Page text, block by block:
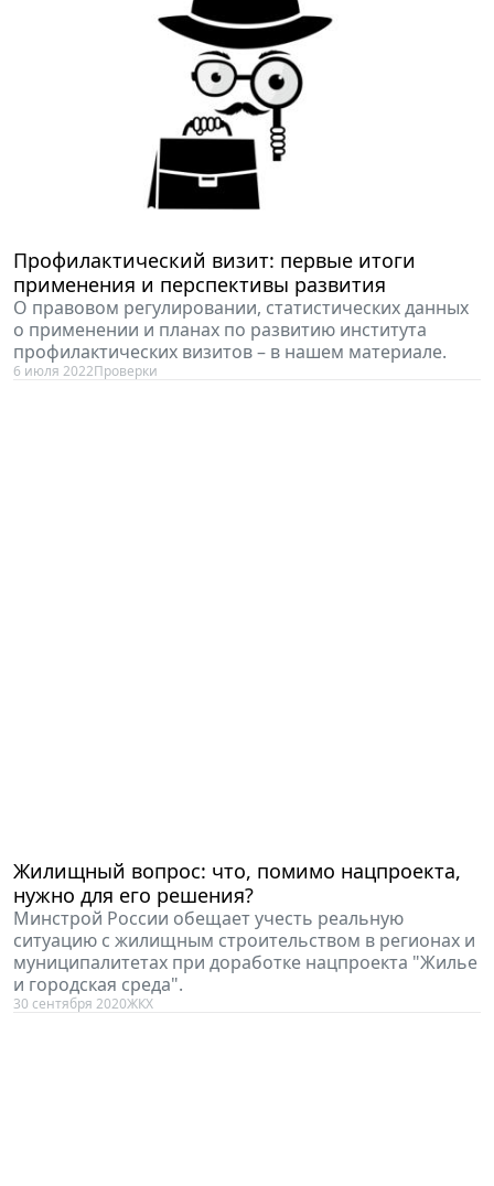
Профилактический визит: первые итоги
применения и перспективы развития
О правовом регулировании, статистических данных
о применении и планах по развитию института
профилактических визитов – в нашем материале.
6 июля 2022Проверки
Жилищный вопрос: что, помимо нацпроекта,
нужно для его решения?
Минстрой России обещает учесть реальную
ситуацию с жилищным строительством в регионах и
муниципалитетах при доработке нацпроекта "Жилье
и городская среда".
30 сентября 2020ЖКХ